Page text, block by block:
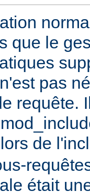
que le
pas
requête.
lors de
était